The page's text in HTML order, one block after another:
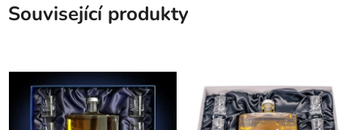
Související produkty